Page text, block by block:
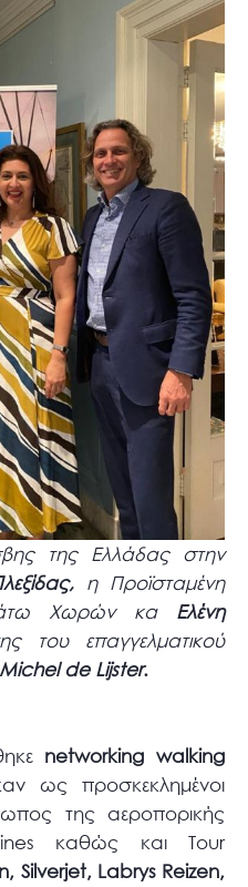
της Ελλάδας στην
η Προϊσταμένη
Χωρών κα Ελένη
του επαγγελματικού
Michel de Lijster.
networking walking
ως προσκεκλημένοι
της αεροπορικής
καθώς και Tour
Silverjet, Labrys Reizen,